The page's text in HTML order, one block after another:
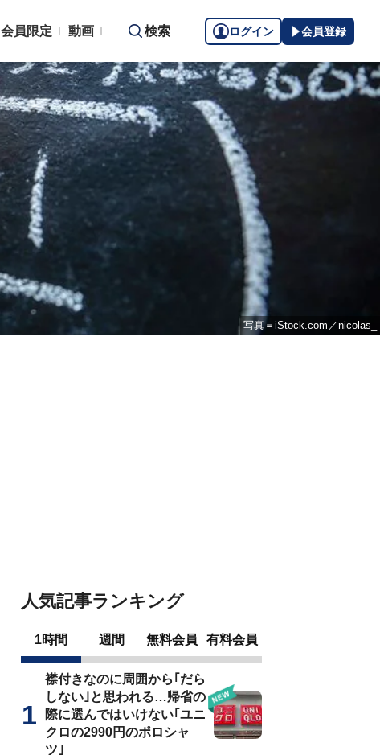
会員限定 動画 検索 ログイン 会員登録
写真＝iStock.com／nicolas_
人気記事ランキング
1時間 週間 無料会員 有料会員
襟付きなのに周囲から｢だら
しない｣と思われる…帰省の
際に選んではいけない｢ユニ
クロの2990円のポロシャ
ツ｣